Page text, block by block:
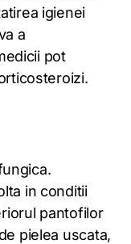
igienei
a
pot
in conditii
pantofilor
pielea uscata,